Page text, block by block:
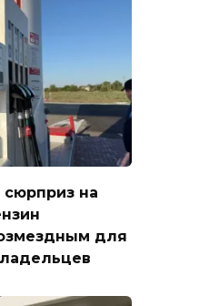
на
для